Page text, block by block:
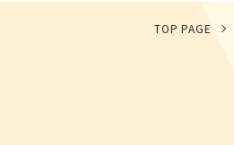
TOP PAGE